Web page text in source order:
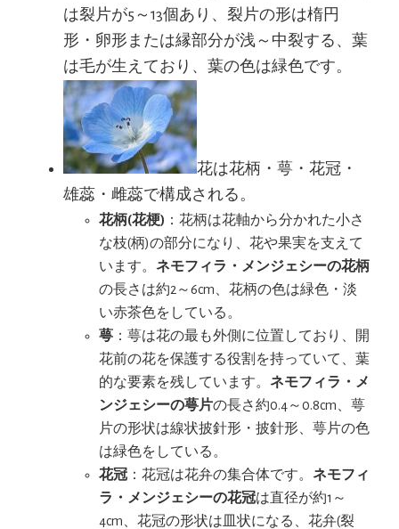
は裂片が5～13個あり、裂片の形は楕円
形・卵形または縁部分が浅～中裂する、葉
は毛が生えており、葉の色は緑色です。
花は花柄・萼・花冠・
雄蕊・雌蕊で構成される。
花柄(花梗) ：花柄は花軸から分かれた小さ
な枝(柄)の部分になり、花や果実を支えて
います。ネモフィラ・メンジェシーの花柄
の長さは約2～6cm、花柄の色は緑色・淡
い赤茶色をしている。
萼 ：萼は花の最も外側に位置しており、開
花前の花を保護する役割を持っていて、葉
的な要素を残しています。ネモフィラ・メ
ンジェシーの萼片の長さ約0.4～0.8cm、萼
片の形状は線状披針形・披針形、萼片の色
は緑色をしている。
花冠 ：花冠は花弁の集合体です。ネモフィ
ラ・メンジェシーの花冠は直径が約1～
4cm、花冠の形状は皿状になる、花弁(裂